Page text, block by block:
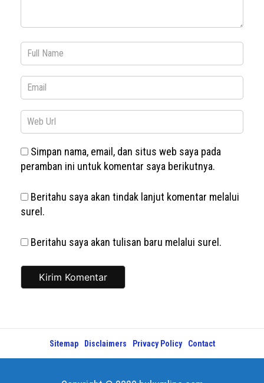
Simpan nama, email, dan situs web saya pada
peramban ini untuk komentar saya berikutnya.
Beritahu saya akan tindak lanjut komentar melalui
surel.
Beritahu saya akan tulisan baru melalui surel.
Sitemap Disclaimers Privacy Policy Contact